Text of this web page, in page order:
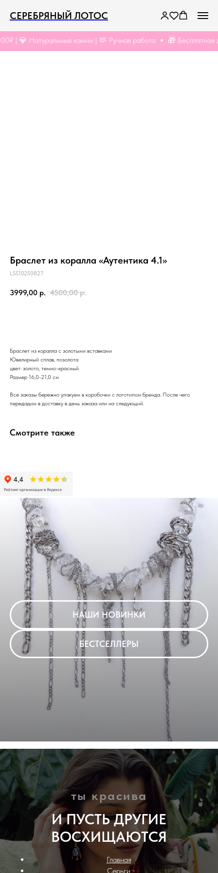
СЕРЕБРЯНЫЙ ЛОТОС
| 💎 Натуральные камни | 🫶 Ручная работа 🎁 Бесплатная
Браслет из коралла «Аутентика 4.1»
LSS10250827
3999,00 р. 4500,00 р.
Браслет из коралла с золотыми вставками
Ювелирный сплав, позолота
цвет: золото, темно-красный
Размер 16,0-21,0 см
Все заказы бережно упакуем в коробочки с логотипом бренда. После чего
передадим в доставку в день заказа или на следующий.
Смотрите также
НАШИ НОВИНКИ
БЕСТСЕЛЛЕРЫ
ты красива
И ПУСТЬ ДРУГИЕ
ВОСХИЩАЮТСЯ
Главная
Серьги